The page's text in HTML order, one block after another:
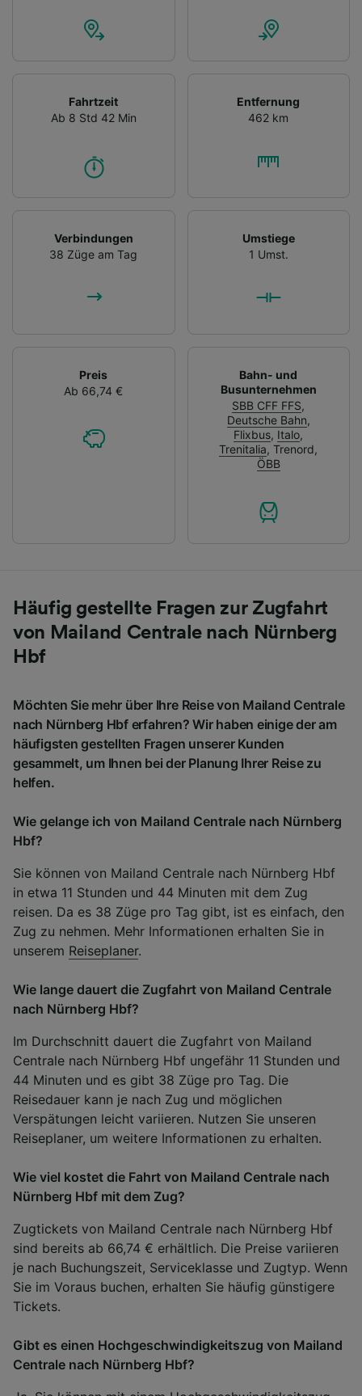
Fahrtzeit
Ab 8 Std 42 Min
Entfernung
462 km
Verbindungen
38 Züge am Tag
Umstiege
1 Umst.
Preis
Ab 66,74 €
Bahn- und
Busunternehmen
SBB CFF FFS,
Deutsche Bahn,
Flixbus, Italo,
Trenitalia,Trenord,
ÖBB
Häufig gestellte Fragen zur Zugfahrt
von Mailand Centrale nach Nürnberg
Hbf
Möchten Sie mehr über Ihre Reise von Mailand Centrale
nach Nürnberg Hbf erfahren? Wir haben einige der am
häufigsten gestellten Fragen unserer Kunden
gesammelt, um Ihnen bei der Planung Ihrer Reise zu
helfen.
Wie gelange ich von Mailand Centrale nach Nürnberg
Hbf?
Sie können von Mailand Centrale nach Nürnberg Hbf
in etwa 11 Stunden und 44 Minuten mit dem Zug
reisen. Da es 38 Züge pro Tag gibt, ist es einfach, den
Zug zu nehmen. Mehr Informationen erhalten Sie in
unserem Reiseplaner.
Wie lange dauert die Zugfahrt von Mailand Centrale
nach Nürnberg Hbf?
Im Durchschnitt dauert die Zugfahrt von Mailand
Centrale nach Nürnberg Hbf ungefähr 11 Stunden und
44 Minuten und es gibt 38 Züge pro Tag. Die
Reisedauer kann je nach Zug und möglichen
Verspätungen leicht variieren. Nutzen Sie unseren
Reiseplaner, um weitere Informationen zu erhalten.
Wie viel kostet die Fahrt von Mailand Centrale nach
Nürnberg Hbf mit dem Zug?
Zugtickets von Mailand Centrale nach Nürnberg Hbf
sind bereits ab 66,74 € erhältlich. Die Preise variieren
je nach Buchungszeit, Serviceklasse und Zugtyp. Wenn
Sie im Voraus buchen, erhalten Sie häufig günstigere
Tickets.
Gibt es einen Hochgeschwindigkeitszug von Mailand
Centrale nach Nürnberg Hbf?